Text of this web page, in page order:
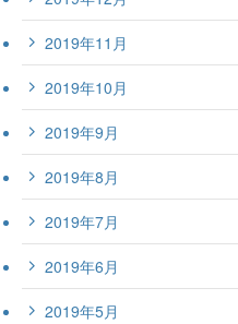
2019年11月
2019年10月
2019年9月
2019年8月
2019年7月
2019年6月
2019年5月